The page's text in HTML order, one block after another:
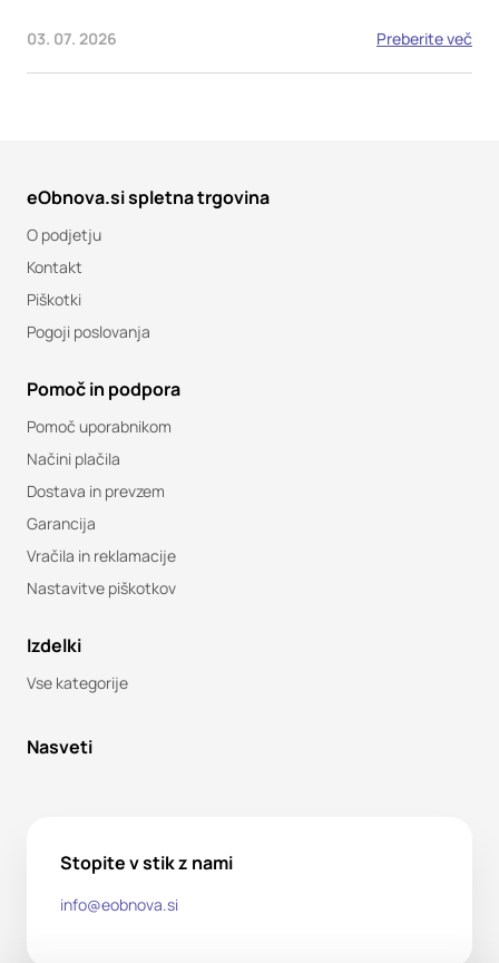
03. 07. 2026 Preberite več
eObnova.si spletna trgovina
O podjetju
Kontakt
Piškotki
Pogoji poslovanja
Pomoč in podpora
Pomoč uporabnikom
Načini plačila
Dostava in prevzem
Garancija
Vračila in reklamacije
Nastavitve piškotkov
Izdelki
Vse kategorije
Nasveti
Stopite v stik z nami
info@eobnova.si